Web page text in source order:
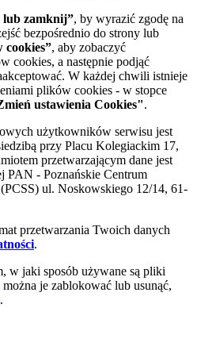
lub zamknij”, by wyrazić zgodę na
bezpośrednio do strony lub
cookies”, aby zobaczyć
cookies, a następnie podjąć
W każdej chwili istnieje
plików cookies - w stopce
ustawienia Cookies".
użytkowników serwisu jest
przy Placu Kolegiackim 17,
przetwarzającym dane jest
PAN - Poznańskie Centrum
ul. Noskowskiego 12/14, 61-
przetwarzania Twoich danych
.
w jaki sposób używane są pliki
je zablokować lub usunąć,
.